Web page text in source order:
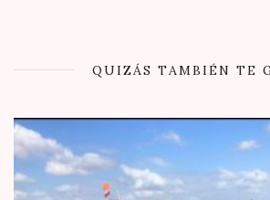
QUIZÁS TAMBIÉN TE